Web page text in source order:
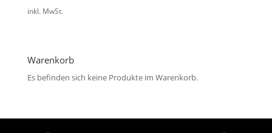
inkl. MwSt.
Warenkorb
Es befinden sich keine Produkte im Warenkorb.